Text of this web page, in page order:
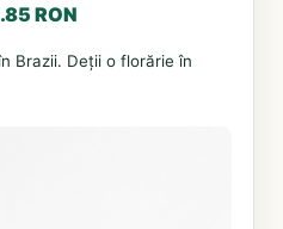
RON
Brazii. Deții o florărie în